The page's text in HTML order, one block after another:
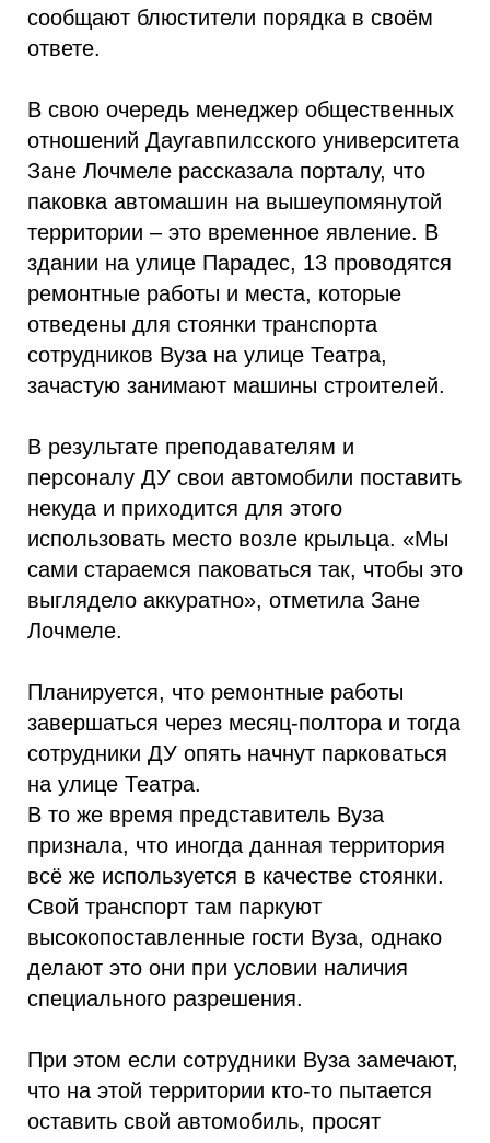
сообщают блюстители порядка в своём
ответе.
В свою очередь менеджер общественных
отношений Даугавпилсского университета
Зане Лочмеле рассказала порталу, что
паковка автомашин на вышеупомянутой
территории – это временное явление. В
здании на улице Парадес, 13 проводятся
ремонтные работы и места, которые
отведены для стоянки транспорта
сотрудников Вуза на улице Театра,
зачастую занимают машины строителей.
В результате преподавателям и
персоналу ДУ свои автомобили поставить
некуда и приходится для этого
использовать место возле крыльца. «Мы
сами стараемся паковаться так, чтобы это
выглядело аккуратно», отметила Зане
Лочмеле.
Планируется, что ремонтные работы
завершаться через месяц-полтора и тогда
сотрудники ДУ опять начнут парковаться
на улице Театра.
В то же время представитель Вуза
признала, что иногда данная территория
всё же используется в качестве стоянки.
Свой транспорт там паркуют
высокопоставленные гости Вуза, однако
делают это они при условии наличия
специального разрешения.
При этом если сотрудники Вуза замечают,
что на этой территории кто-то пытается
оставить свой автомобиль, просят